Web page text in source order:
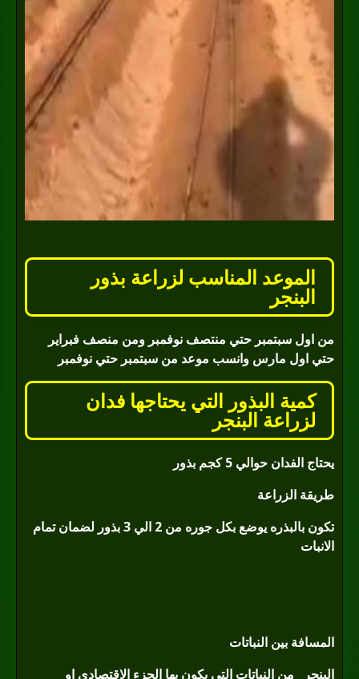
الموعد المناسب لزراعة بذور
البنجر
من اول سبتمبر حتي منتصف نوفمبر ومن منصف فبراير
حتي اول مارس وانسب موعد من سبتمبر حتي نوفمبر
كمية البذور التي يحتاجها فدان
لزراعة البنجر
يحتاج الفدان حوالي 5 كجم بذور
طريقة الزراعة
تكون بالبذره يوضع بكل جوره من 2 الي 3 بذور لضمان تمام
الانبات
المسافة بين النباتات
البنجر
من النباتات التي يكون بها الجزء الاقتصادي او